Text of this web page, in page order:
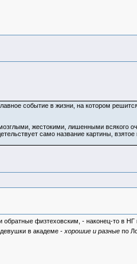
событие в жизни, на котором
жестокими, лишенными всякого
само название картины, взятое
физтеховским, - наконец-то в НГ
в академе - хорошие и разныепо